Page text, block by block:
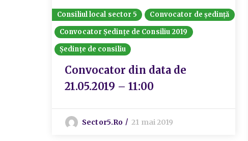
Consiliul local sector 5
Convocator de ședință
Convocator Ședințe de Consiliu 2019
Ședințe de consiliu
Convocator din data de
21.05.2019 – 11:00
Sector5.ro 21 mai 2019